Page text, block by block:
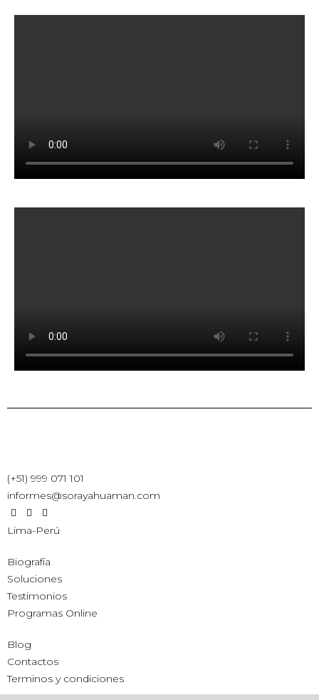
(+51) 999 071 101
informes@sorayahuaman.com
Lima-Perú
Biografía
Soluciones
Testimonios
Programas Online
Blog
Contactos
Terminos y condiciones